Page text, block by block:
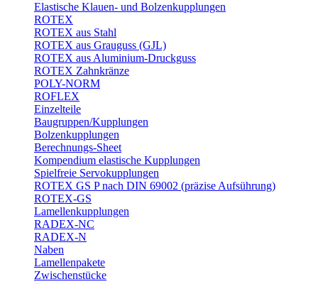
Elastische Klauen- und Bolzenkupplungen
ROTEX
ROTEX aus Stahl
ROTEX aus Grauguss (GJL)
ROTEX aus Aluminium-Druckguss
ROTEX Zahnkränze
POLY-NORM
ROFLEX
Einzelteile
Baugruppen/Kupplungen
Bolzenkupplungen
Berechnungs-Sheet
Kompendium elastische Kupplungen
Spielfreie Servokupplungen
ROTEX GS P nach DIN 69002 (präzise Aufsührung)
ROTEX-GS
Lamellenkupplungen
RADEX-NC
RADEX-N
Naben
Lamellenpakete
Zwischenstücke